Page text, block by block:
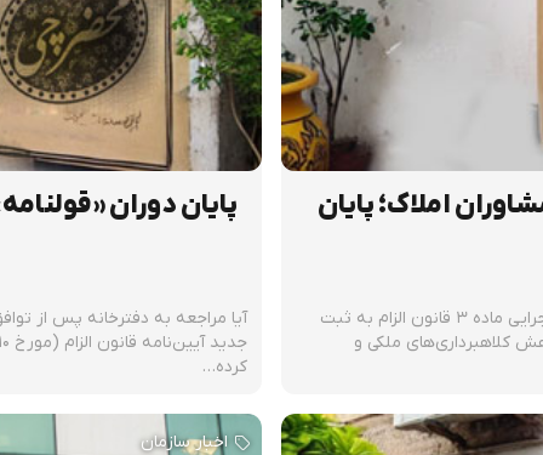
املاک؛ پایان
یکی از تغییرات کلیدی و امنیت‌ساز در اصلاحیه آیین‌نامه اجرایی ماده ۳ قانون الزام به ثبت
با هدف کاهش کلاهبرداری‌های ملکی و
پایان دوران
آیا مراجعه به دفترخانه پس از
کرده…
اخبار سازمان